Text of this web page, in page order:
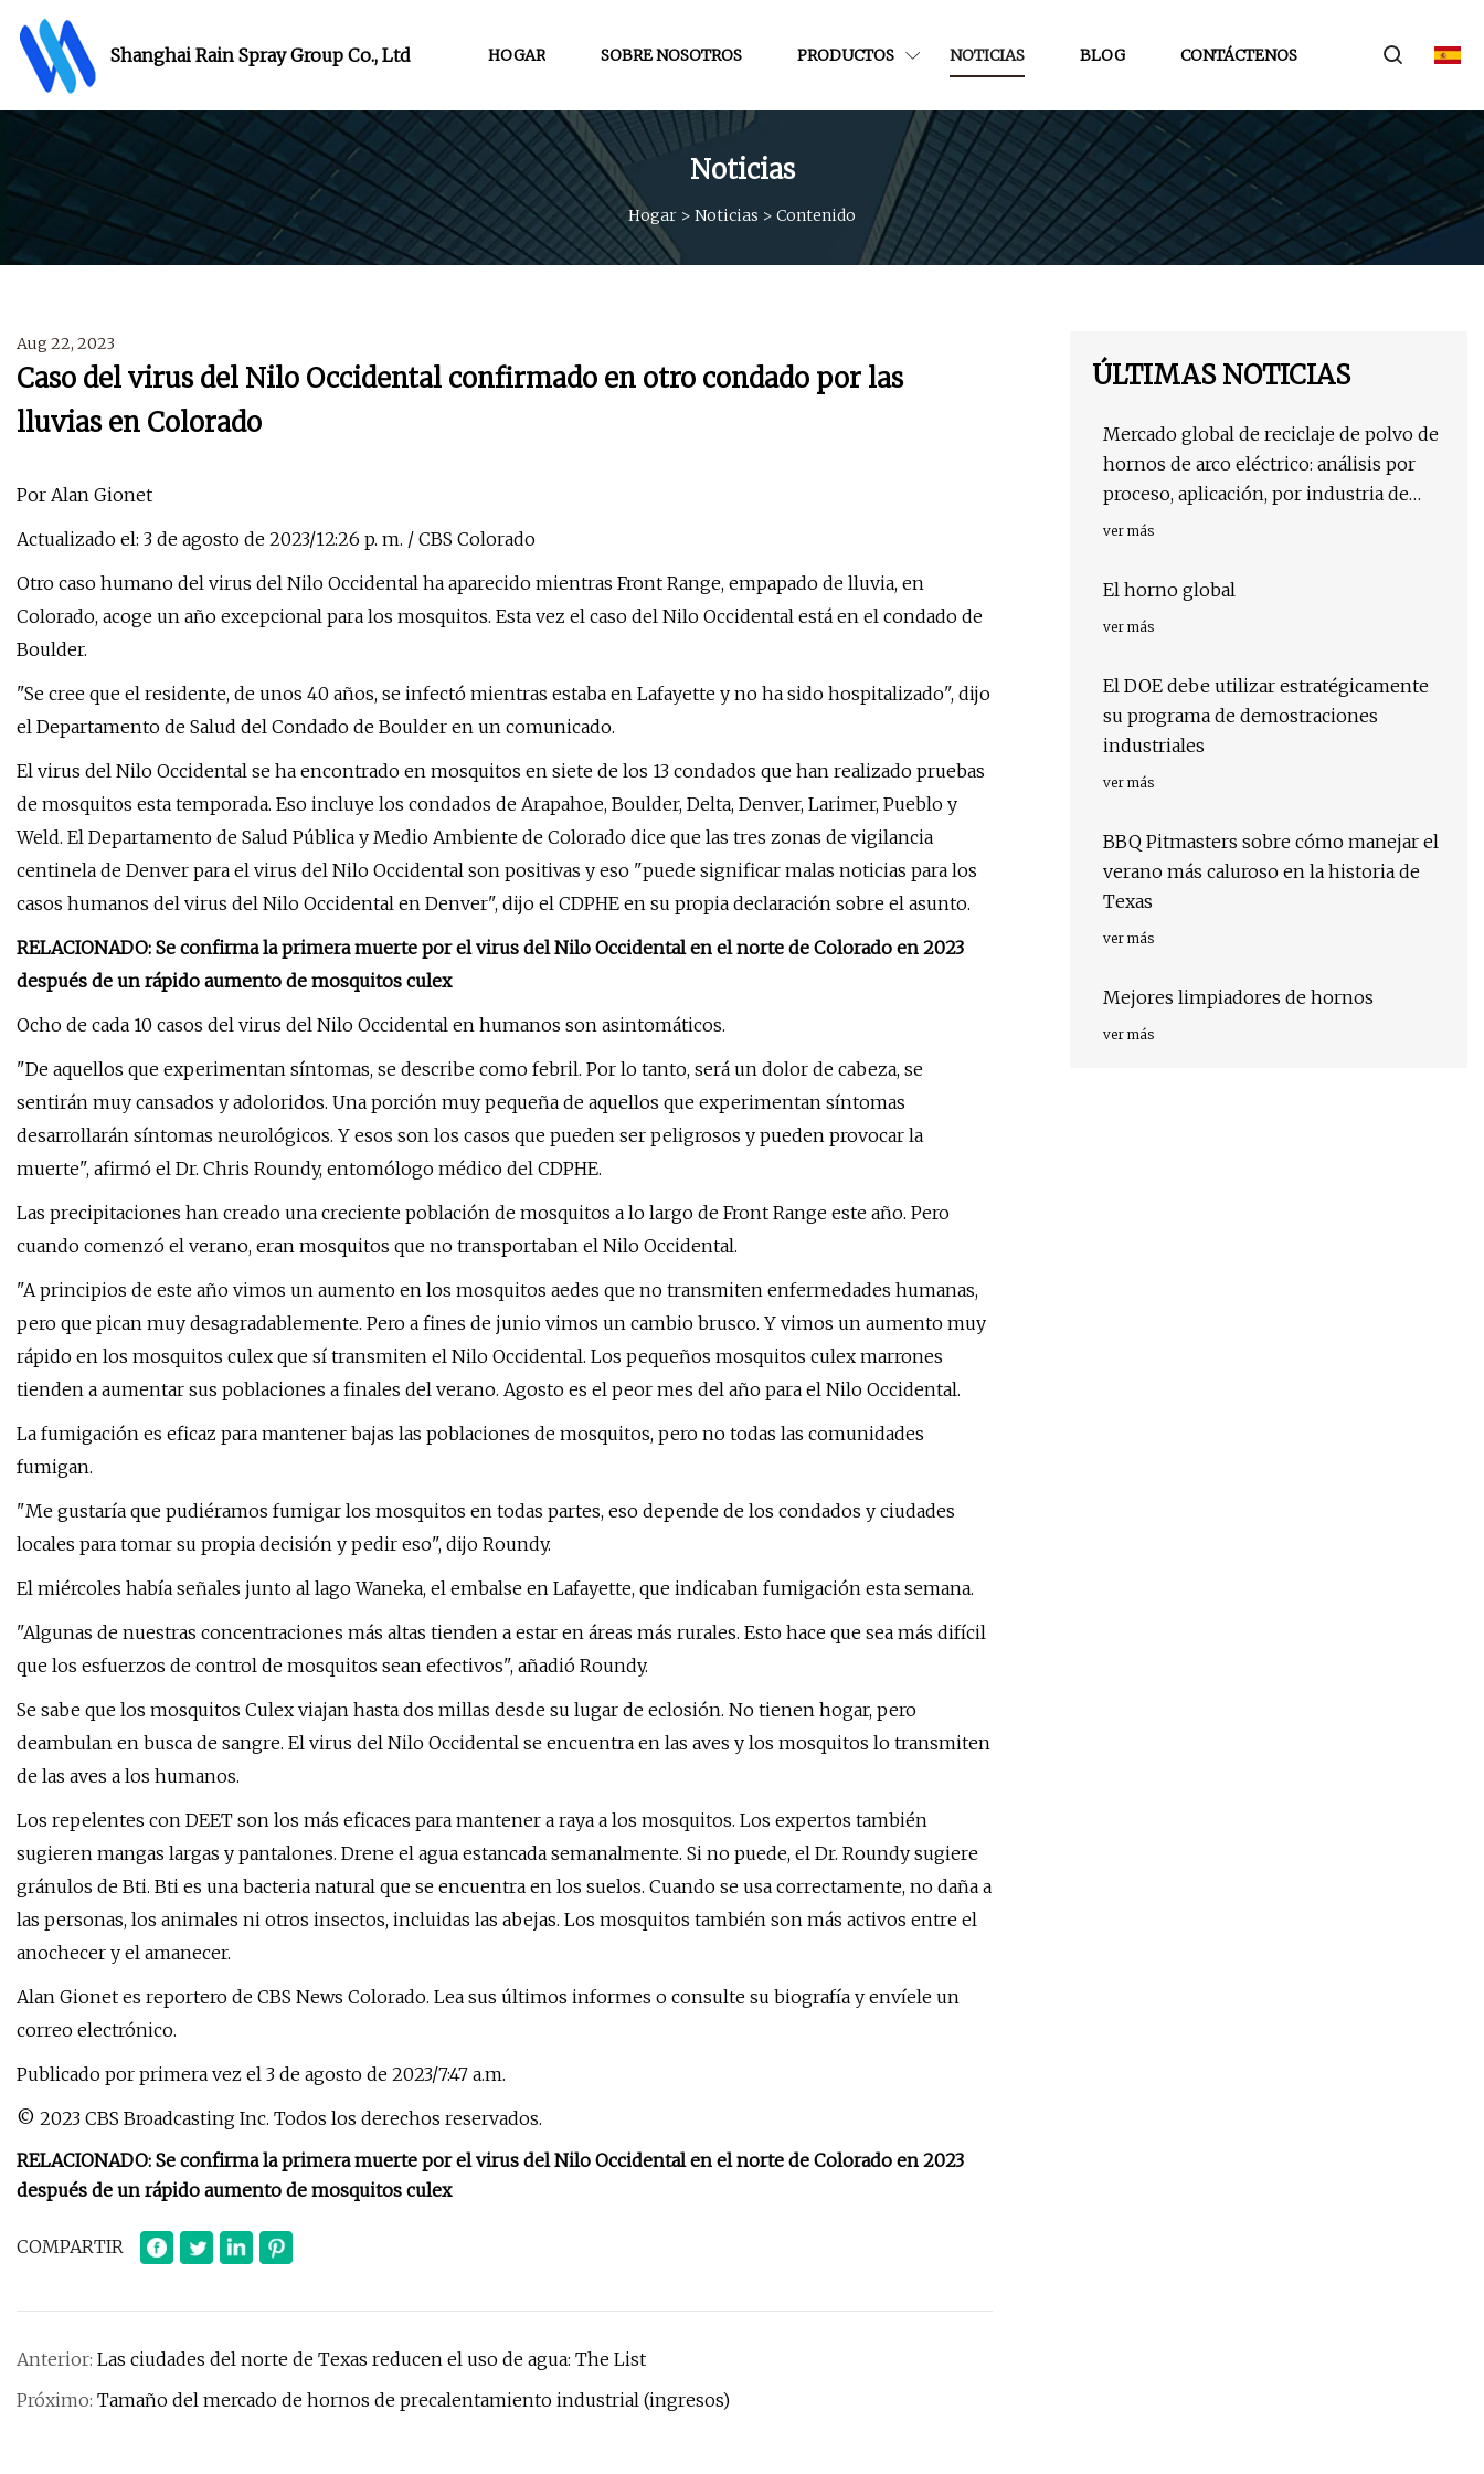
Shanghai Rain Spray Group Co., Ltd HOGAR SOBRE NOSOTROS PRODUCTOS NOTICIAS BLOG CONTÁCTENOS
Noticias
Hogar > Noticias > Contenido
Aug 22, 2023
Caso del virus del Nilo Occidental confirmado en otro condado por las
lluvias en Colorado
Por Alan Gionet
Actualizado el: 3 de agosto de 2023/12:26 p. m. / CBS Colorado
Otro caso humano del virus del Nilo Occidental ha aparecido mientras Front Range, empapado de lluvia, en
Colorado, acoge un año excepcional para los mosquitos. Esta vez el caso del Nilo Occidental está en el condado de
Boulder.
"Se cree que el residente, de unos 40 años, se infectó mientras estaba en Lafayette y no ha sido hospitalizado", dijo
el Departamento de Salud del Condado de Boulder en un comunicado.
El virus del Nilo Occidental se ha encontrado en mosquitos en siete de los 13 condados que han realizado pruebas
de mosquitos esta temporada. Eso incluye los condados de Arapahoe, Boulder, Delta, Denver, Larimer, Pueblo y
Weld. El Departamento de Salud Pública y Medio Ambiente de Colorado dice que las tres zonas de vigilancia
centinela de Denver para el virus del Nilo Occidental son positivas y eso "puede significar malas noticias para los
casos humanos del virus del Nilo Occidental en Denver", dijo el CDPHE en su propia declaración sobre el asunto.
RELACIONADO: Se confirma la primera muerte por el virus del Nilo Occidental en el norte de Colorado en 2023
después de un rápido aumento de mosquitos culex
Ocho de cada 10 casos del virus del Nilo Occidental en humanos son asintomáticos.
"De aquellos que experimentan síntomas, se describe como febril. Por lo tanto, será un dolor de cabeza, se
sentirán muy cansados ​​y adoloridos. Una porción muy pequeña de aquellos que experimentan síntomas
desarrollarán síntomas neurológicos. Y esos son los casos que pueden ser peligrosos y pueden provocar la
muerte", afirmó el Dr. Chris Roundy, entomólogo médico del CDPHE.
Las precipitaciones han creado una creciente población de mosquitos a lo largo de Front Range este año. Pero
cuando comenzó el verano, eran mosquitos que no transportaban el Nilo Occidental.
"A principios de este año vimos un aumento en los mosquitos aedes que no transmiten enfermedades humanas,
pero que pican muy desagradablemente. Pero a fines de junio vimos un cambio brusco. Y vimos un aumento muy
rápido en los mosquitos culex que sí transmiten el Nilo Occidental. Los pequeños mosquitos culex marrones
tienden a aumentar sus poblaciones a finales del verano. Agosto es el peor mes del año para el Nilo Occidental.
La fumigación es eficaz para mantener bajas las poblaciones de mosquitos, pero no todas las comunidades
fumigan.
"Me gustaría que pudiéramos fumigar los mosquitos en todas partes, eso depende de los condados y ciudades
locales para tomar su propia decisión y pedir eso", dijo Roundy.
El miércoles había señales junto al lago Waneka, el embalse en Lafayette, que indicaban fumigación esta semana.
"Algunas de nuestras concentraciones más altas tienden a estar en áreas más rurales. Esto hace que sea más difícil
que los esfuerzos de control de mosquitos sean efectivos", añadió Roundy.
Se sabe que los mosquitos Culex viajan hasta dos millas desde su lugar de eclosión. No tienen hogar, pero
deambulan en busca de sangre. El virus del Nilo Occidental se encuentra en las aves y los mosquitos lo transmiten
de las aves a los humanos.
Los repelentes con DEET son los más eficaces para mantener a raya a los mosquitos. Los expertos también
sugieren mangas largas y pantalones. Drene el agua estancada semanalmente. Si no puede, el Dr. Roundy sugiere
gránulos de Bti. Bti es una bacteria natural que se encuentra en los suelos. Cuando se usa correctamente, no daña a
las personas, los animales ni otros insectos, incluidas las abejas. Los mosquitos también son más activos entre el
anochecer y el amanecer.
Alan Gionet es reportero de CBS News Colorado. Lea sus últimos informes o consulte su biografía y envíele un
correo electrónico.
Publicado por primera vez el 3 de agosto de 2023/7:47 a.m.
© 2023 CBS Broadcasting Inc. Todos los derechos reservados.
RELACIONADO: Se confirma la primera muerte por el virus del Nilo Occidental en el norte de Colorado en 2023
después de un rápido aumento de mosquitos culex
COMPARTIR
Anterior: Las ciudades del norte de Texas reducen el uso de agua: The List
Próximo: Tamaño del mercado de hornos de precalentamiento industrial (ingresos)
ÚLTIMAS NOTICIAS
Mercado global de reciclaje de polvo de
hornos de arco eléctrico: análisis por
proceso, aplicación, por industria de
usuario final, por región, por país:
para 2029
ver más
El horno global
ver más
El DOE debe utilizar estratégicamente
su programa de demostraciones
industriales
ver más
BBQ Pitmasters sobre cómo manejar el
verano más caluroso en la historia de
Texas
ver más
Mejores limpiadores de hornos
ver más